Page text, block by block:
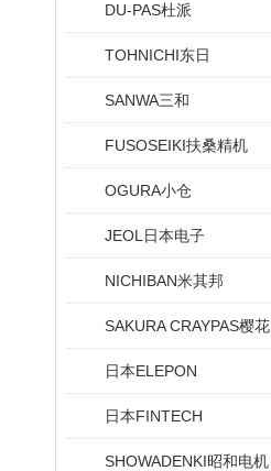
DU-PAS杜派
TOHNICHI东日
SANWA三和
FUSOSEIKI扶桑精机
OGURA小仓
JEOL日本电子
NICHIBAN米其邦
SAKURA CRAYPAS樱花
日本ELEPON
日本FINTECH
SHOWADENKI昭和电机